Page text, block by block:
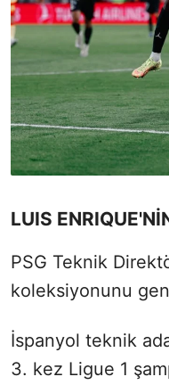
LUIS
PSG Teknik
koleksiyonunu
İspanyol teknik
3. kez Ligue 1